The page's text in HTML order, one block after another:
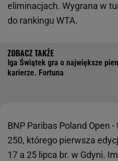
eliminacjach. Wygrana w
do rankingu WTA.
Iga Świątek gra o największe
karierze. Fortuna
BNP Paribas Poland Open
250, którego pierwsza
17 a 25 lipca br. w Gdyni.